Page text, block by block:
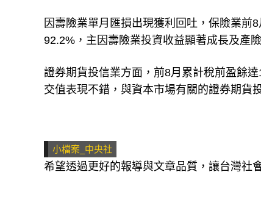
因壽險業單月匯損出現獲利回吐，保險業前
92.2%，主因壽險業投資收益顯著成長及產
證券期貨投信業方面，前8月累計稅前盈餘
交值表現不錯，與資本市場有關的證券期貨
小檔案_中央社
希望透過更好的報導與文章品質，讓台灣社